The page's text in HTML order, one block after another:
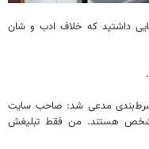
داشتید که خلاف ادب و شان
شرط‌بندی مدعی شد: صاحب سایت
هستند. من فقط تبلیغش